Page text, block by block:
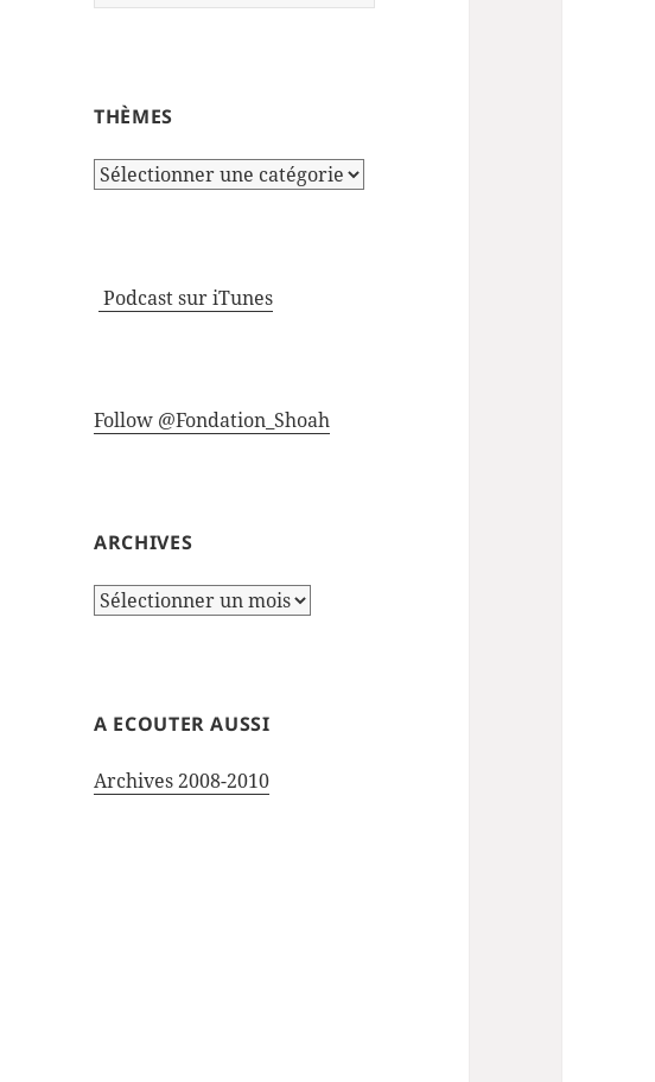
THÈMES
Thèmes
Podcast sur iTunes
Follow @Fondation_Shoah
ARCHIVES
Archives
A ECOUTER AUSSI
Archives 2008-2010